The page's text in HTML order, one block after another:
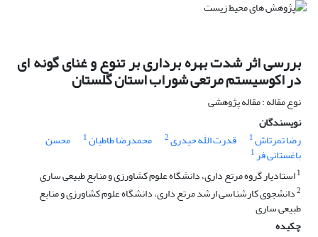
بررسی اثر شدت بهره برداری بر تنوع و غنای گونه ای
در اکوسیستم مرتعی شوراب استان گلستان
نوع مقاله : مقاله پژوهشی
نویسندگان
رضا تمرتاش1 قدرت اﷲ حیدری2 محمدرضا طاطیان1 محسن
باغستانی فر1
1استادیار گروه مرتع داری، دانشگاه علوم کشاورزی و منابع طبیعی ساری
2دانشجوی کارشناسی ارشد مرتع داری، دانشگاه علوم کشاورزی و منابع
طبیعی ساری
چکیده